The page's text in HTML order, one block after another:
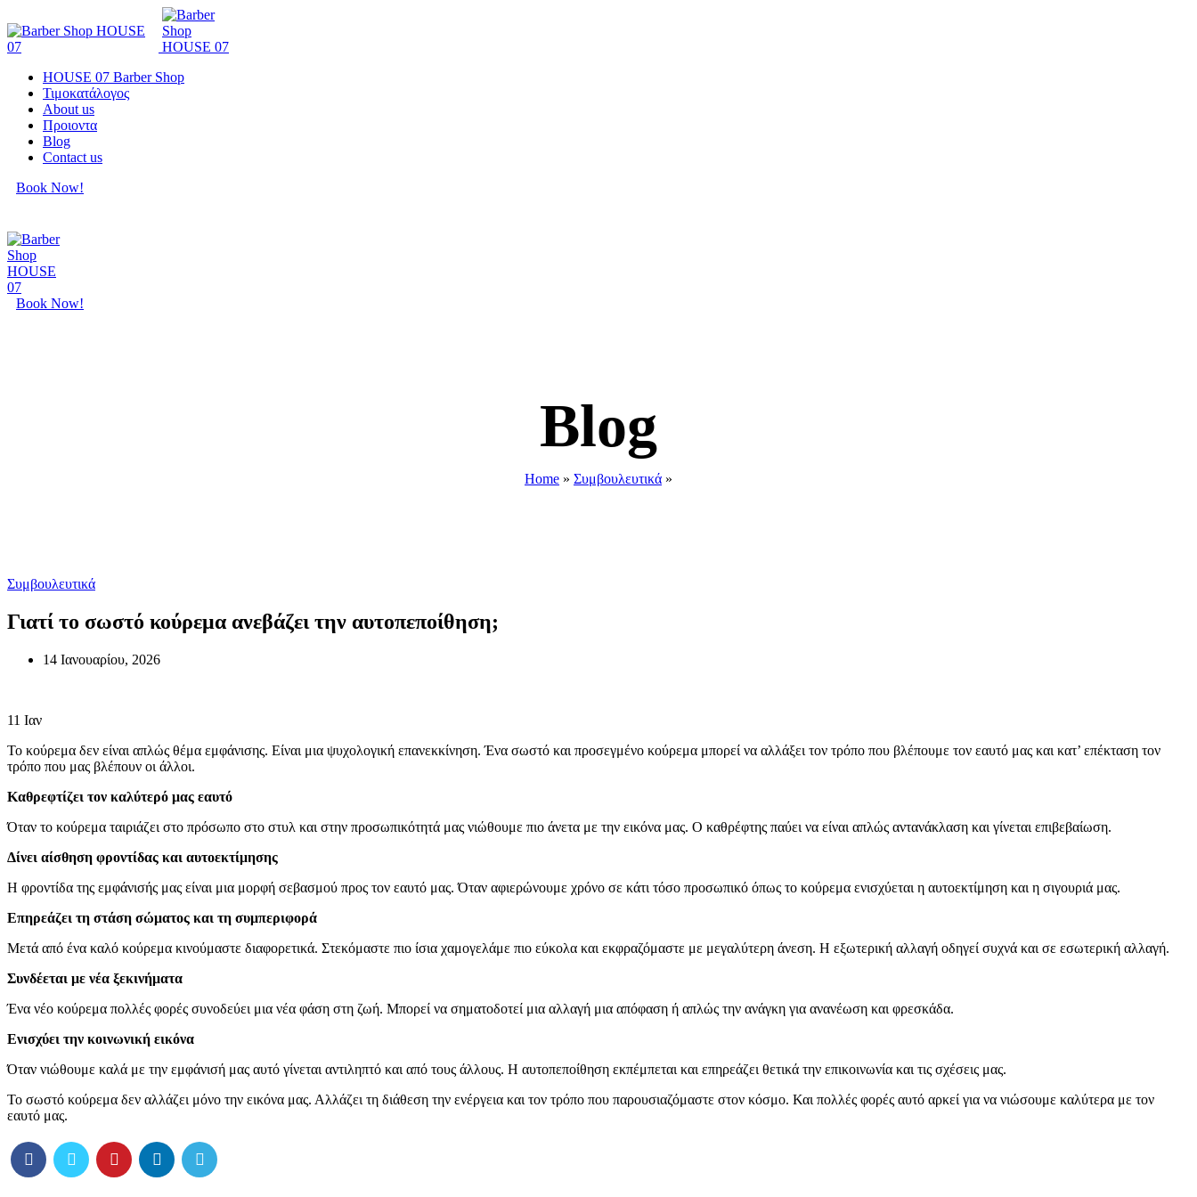
HOUSE 07 Barber Shop
Τιμοκατάλογος
About us
Προιοντα
Blog
Contact us
Book Now!
Book Now!
Blog
Home » Συμβουλευτικά »
Συμβουλευτικά
Γιατί το σωστό κούρεμα ανεβάζει την αυτοπεποίθηση;
14 Ιανουαρίου, 2026
11 Ιαν
Το κούρεμα δεν είναι απλώς θέμα εμφάνισης. Είναι μια ψυχολογική επανεκκίνηση. Ένα σωστό και προσεγμένο κούρεμα μπορεί να αλλάξει τον τρόπο που βλέπουμε τον εαυτό μας και κατ’ επέκταση τον
τρόπο που μας βλέπουν οι άλλοι.
Καθρεφτίζει τον καλύτερό μας εαυτό
Όταν το κούρεμα ταιριάζει στο πρόσωπο στο στυλ και στην προσωπικότητά μας νιώθουμε πιο άνετα με την εικόνα μας. Ο καθρέφτης παύει να είναι απλώς αντανάκλαση και γίνεται επιβεβαίωση.
Δίνει αίσθηση φροντίδας και αυτοεκτίμησης
Η φροντίδα της εμφάνισής μας είναι μια μορφή σεβασμού προς τον εαυτό μας. Όταν αφιερώνουμε χρόνο σε κάτι τόσο προσωπικό όπως το κούρεμα ενισχύεται η αυτοεκτίμηση και η σιγουριά μας.
Επηρεάζει τη στάση σώματος και τη συμπεριφορά
Μετά από ένα καλό κούρεμα κινούμαστε διαφορετικά. Στεκόμαστε πιο ίσια χαμογελάμε πιο εύκολα και εκφραζόμαστε με μεγαλύτερη άνεση. Η εξωτερική αλλαγή οδηγεί συχνά και σε εσωτερική αλλαγή.
Συνδέεται με νέα ξεκινήματα
Ένα νέο κούρεμα πολλές φορές συνοδεύει μια νέα φάση στη ζωή. Μπορεί να σηματοδοτεί μια αλλαγή μια απόφαση ή απλώς την ανάγκη για ανανέωση και φρεσκάδα.
Ενισχύει την κοινωνική εικόνα
Όταν νιώθουμε καλά με την εμφάνισή μας αυτό γίνεται αντιληπτό και από τους άλλους. Η αυτοπεποίθηση εκπέμπεται και επηρεάζει θετικά την επικοινωνία και τις σχέσεις μας.
Το σωστό κούρεμα δεν αλλάζει μόνο την εικόνα μας. Αλλάζει τη διάθεση την ενέργεια και τον τρόπο που παρουσιαζόμαστε στον κόσμο. Και πολλές φορές αυτό αρκεί για να νιώσουμε καλύτερα με τον
εαυτό μας.